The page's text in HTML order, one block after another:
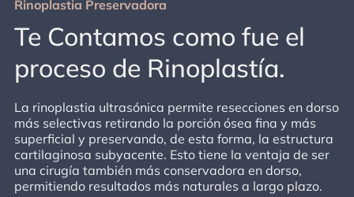
Rinoplastia Preservadora
Te Contamos como fue el
proceso de Rinoplastía.
La rinoplastia ultrasónica permite resecciones en dorso
más selectivas retirando la porción ósea fina y más
superficial y preservando, de esta forma, la estructura
cartilaginosa subyacente. Esto tiene la ventaja de ser
una cirugía también más conservadora en dorso,
permitiendo resultados más naturales a largo plazo.